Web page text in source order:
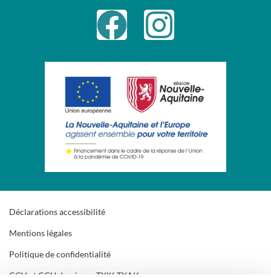
Déclarations accessibilité
Mentions légales
Politique de confidentialité
CGV et CGU du réseau TXIK TXAK